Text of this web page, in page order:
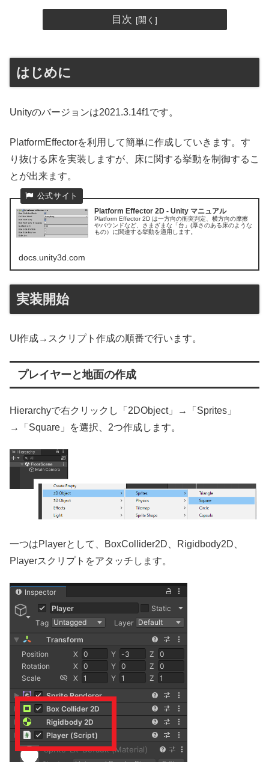
目次
はじめに
Unityのバージョンは2021.3.14f1です。
PlatformEffectorを利用して簡単に作成していきます。す
り抜ける床を実装しますが、床に関する挙動を制御するこ
とが出来ます。
Platform Effector 2D - Unity マニュアル
Platform Effector 2D は一方向の衝突判定、横方向の摩擦
やバウンドなど、さまざまな「台」(厚さのある床のような
もの）に関連する挙動を適用します。
docs.unity3d.com
実装開始
UI作成→スクリプト作成の順番で行います。
プレイヤーと地面の作成
Hierarchyで右クリックし「2DObject」→「Sprites」
→「Square」を選択、2つ作成します。
一つはPlayerとして、BoxCollider2D、Rigidbody2D、
Playerスクリプトをアタッチします。